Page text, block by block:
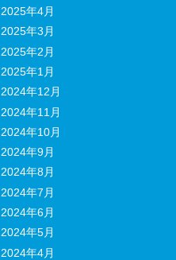
2025年4月
2025年3月
2025年2月
2025年1月
2024年12月
2024年11月
2024年10月
2024年9月
2024年8月
2024年7月
2024年6月
2024年5月
2024年4月